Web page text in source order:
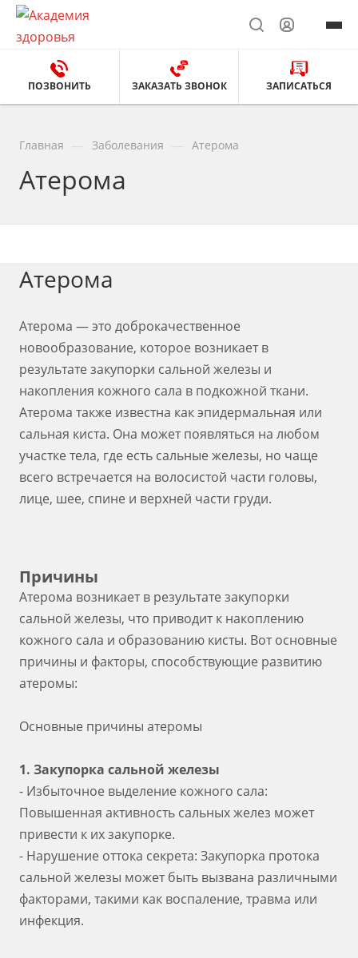
ПОЗВОНИТЬ ЗАКАЗАТЬ ЗВОНОК ЗАПИСАТЬСЯ
Главная Заболевания Атерома
Атерома
Атерома
Атерома — это доброкачественное
новообразование, которое возникает в
результате закупорки сальной железы и
накопления кожного сала в подкожной ткани.
Атерома также известна как эпидермальная или
сальная киста. Она может появляться на любом
участке тела, где есть сальные железы, но чаще
всего встречается на волосистой части головы,
лице, шее, спине и верхней части груди.
Причины
Атерома возникает в результате закупорки
сальной железы, что приводит к накоплению
кожного сала и образованию кисты. Вот основные
причины и факторы, способствующие развитию
атеромы:
Основные причины атеромы
1. Закупорка сальной железы
- Избыточное выделение кожного сала:
Повышенная активность сальных желез может
привести к их закупорке.
- Нарушение оттока секрета: Закупорка протока
сальной железы может быть вызвана различными
факторами, такими как воспаление, травма или
инфекция.